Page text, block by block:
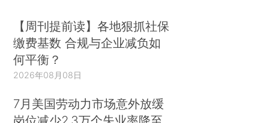
【周刊提前读】各地狠抓社保
缴费基数 合规与企业减负如
何平衡？
2026年08月08日
7月美国劳动力市场意外放缓